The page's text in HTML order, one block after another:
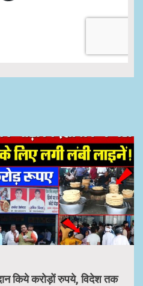
किये करोड़ों रुपये, विदेश तक